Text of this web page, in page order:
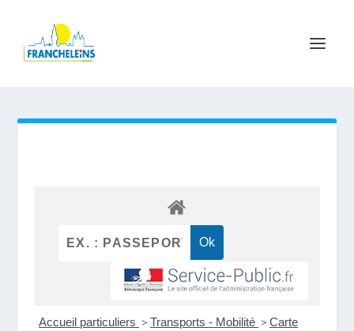
Accueil particuliers > Transports - Mobilité > Carte